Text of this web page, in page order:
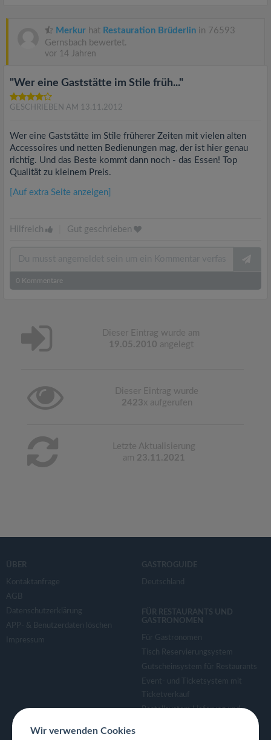
Merkur hat Restauration Brüderlin in 76593
Gernsbach bewertet.
vor 14 Jahren
"Wer eine Gaststätte im Stile früh..."
GESCHRIEBEN AM 13.11.2012
Wer eine Gaststätte im Stile früherer Zeiten mit vielen alten
Accessoires und netten Bedienungen mag, der ist hier genau
richtig. Und das Beste kommt dann noch - das Essen! Top
Qualität zu kleinem Preis.
[Auf extra Seite anzeigen]
Hilfreich Gut geschrieben
0 Kommentare
Dieser Eintrag wurde am
19.05.2010 angelegt
Dieser Eintrag wurde
2423x aufgerufen
Letzte Aktualisierung
am 23.11.2021
ÜBER
Kontaktanfrage
AGB
Datenschutzerklärung
APP- & Benutzerdaten löschen
Impressum
GASTROGUIDE
Deutschland
FÜR RESTAURANTS UND
GASTRONOMEN
Für Gastronomen
Tisch Reservierungsystem
Gutscheinsystem für Restaurants
Event- und Ticketsystem mit
Ticketverkauf
Bestellsystem Lieferung und
Wir verwenden Cookies